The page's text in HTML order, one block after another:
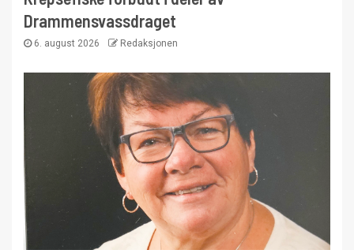
Drammensvassdraget
6. august 2026 Redaksjonen